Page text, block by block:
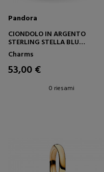
Pandora
CIONDOLO IN ARGENTO
STERLING STELLA BLU
794382C01
Charms
53,00 €
0 riesami